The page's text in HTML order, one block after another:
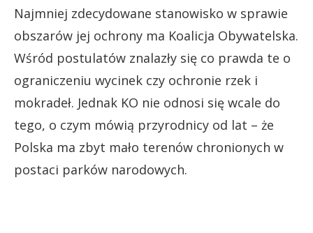
Najmniej zdecydowane stanowisko w sprawie
obszarów jej ochrony ma Koalicja Obywatelska.
Wśród postulatów znalazły się co prawda te o
ograniczeniu wycinek czy ochronie rzek i
mokradeł. Jednak KO nie odnosi się wcale do
tego, o czym mówią przyrodnicy od lat – że
Polska ma zbyt mało terenów chronionych w
postaci parków narodowych.